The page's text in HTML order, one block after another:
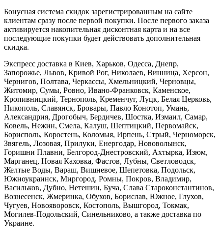
Бонусная система скидок зарегистрированным на сайте
клиентам сразу после первой покупки. После первого заказа
активируется накопительная дисконтная карта и на все
последующие покупки будет действовать дополнительная
скидка.
Экспресс доставка в Киев, Харьков, Одесса, Днепр,
Запорожье, Львов, Кривой Рог, Николаев, Винница, Херсон,
Чернигов, Полтава, Черкассы, Хмельницкий, Черновцы,
Житомир, Сумы, Ровно, Ивано-Франковск, Каменское,
Кропивницкий, Тернополь, Кременчуг, Луцк, Белая Церковь,
Никополь, Славянск, Бровары, Павло Конотоп, Умань,
Александрия, Дрогобыч, Бердичев, Шостка, Измаил, Самар,
Ковель, Нежин, Смела, Калуш, Шептицкий, Первомайск,
Борисполь, Коростень, Коломыя, Ирпень, Стрый, Черноморск,
Звягель, Лозовая, Прилуки, Енергодар, Нововолынск,
Горишни Плавни, Белгород-Днестровский, Ахтырка, Изюм,
Марганец, Новая Каховка, Фастов, Лубны, Светловодск,
Желтые Воды, Вараш, Вишневое, Шепетовка, Подольск,
Южноукраинск, Миргород, Ромны, Покров, Владимир,
Васильков, Дубно, Нетешин, Буча, Слава Староконстантинов,
Вознесенск, Жмеринка, Обухов, Борислав, Южное, Глухов,
Чугуев, Новояворовск, Костополь, Вышгород, Токмак,
Могилев-Подольский, Синельниково, а также доставка по
Украине.